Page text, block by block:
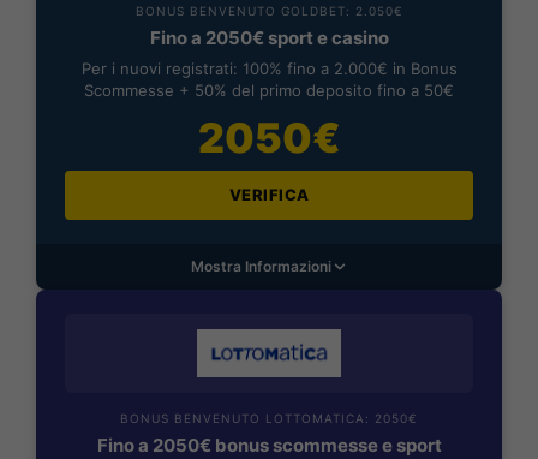
BONUS BENVENUTO GOLDBET: 2.050€
Fino a 2050€ sport e casino
Per i nuovi registrati: 100% fino a 2.000€ in Bonus
Scommesse + 50% del primo deposito fino a 50€
2050€
VERIFICA
Mostra Informazioni
BONUS BENVENUTO LOTTOMATICA: 2050€
Fino a 2050€ bonus scommesse e sport